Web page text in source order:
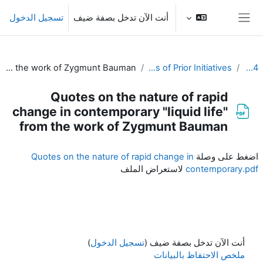
تخطى إلى المحتوى الرئيسي
أنت الآن تدخل بصفة ضيف تسجيل الدخول
SYMET-14
Relevant Background Resources and Outcomes of Prior Initiatives
Quotes on the nature of rapid change in contemporary "liquid life" from the work of Zygmunt Bauman
Quotes on the nature of rapid
change in contemporary "liquid life"
from the work of Zygmunt Bauman
اضغط على وصلة Quotes on the nature of rapid change in
contemporary.pdf لاستعراض الملف
أنت الآن تدخل بصفة ضيف (تسجيل الدخول)
ملخص الاحتفاظ بالبيانات